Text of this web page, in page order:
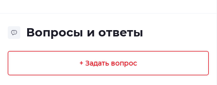
Вопросы и ответы
+ Задать вопрос